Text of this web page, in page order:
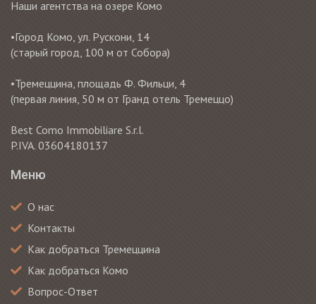
Наши агентства на озере Комо
•Город Комо, ул. Рускони, 14
(старый город, 100 м от Собора)
•Тремеццина, площадь Ф. Фильци, 4
(первая линия, 50 м от Гранд отель Тремеццо)
Best Como Immobiliare S.r.l.
P.IVA. 03604180137
Меню
О нас
Контакты
Как добраться Тремеццина
Как добраться Комо
Вопрос-Ответ